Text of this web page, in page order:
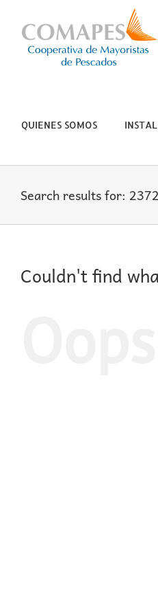
content
QUIENES SOMOS
Search results for:
Couldn't find